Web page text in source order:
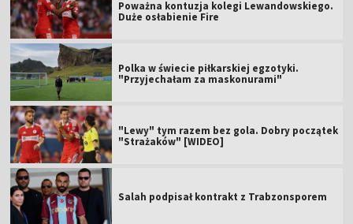
Poważna kontuzja kolegi Lewandowskiego.
Duże osłabienie Fire
Polka w świecie piłkarskiej egzotyki.
"Przyjechałam za maskonurami"
"Lewy" tym razem bez gola. Dobry początek
"Strażaków" [WIDEO]
Salah podpisał kontrakt z Trabzonsporem